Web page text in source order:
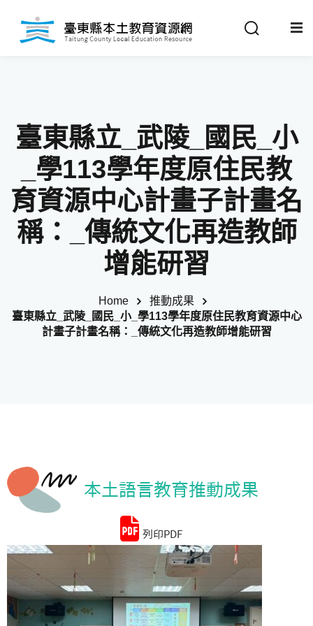
新消息
策法規
動成果
開課情形
臺東縣立_武陵_國民_小
_學113學年度原住民教
育資源中心計畫子計畫名
稱：_傳統文化再造教師
增能研習
Home
推動成果
臺東縣立_武陵_國民_小_學113學年度原住民教育資源中心
計畫子計畫名稱：_傳統文化再造教師增能研習
本土語言教育推動成果
列印PDF
Sign in Sign up
Remember me Lost your password?